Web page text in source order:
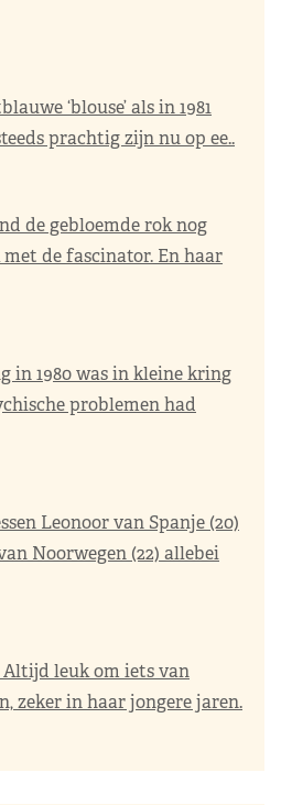
‘blouse’ als in 1981
prachtig zijn nu op ee..
de gebloemde rok nog
de fascinator. En haar
in 1980 was in kleine kring
problemen had
Leonoor van Spanje (20)
Noorwegen (22) allebei
Altijd leuk om iets van
zeker in haar jongere jaren.